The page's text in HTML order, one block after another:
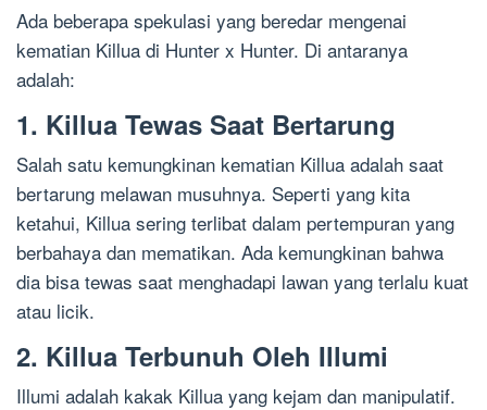
Ada beberapa spekulasi yang beredar mengenai
kematian Killua di Hunter x Hunter. Di antaranya
adalah:
1. Killua Tewas Saat Bertarung
Salah satu kemungkinan kematian Killua adalah saat
bertarung melawan musuhnya. Seperti yang kita
ketahui, Killua sering terlibat dalam pertempuran yang
berbahaya dan mematikan. Ada kemungkinan bahwa
dia bisa tewas saat menghadapi lawan yang terlalu kuat
atau licik.
2. Killua Terbunuh Oleh Illumi
Illumi adalah kakak Killua yang kejam dan manipulatif.